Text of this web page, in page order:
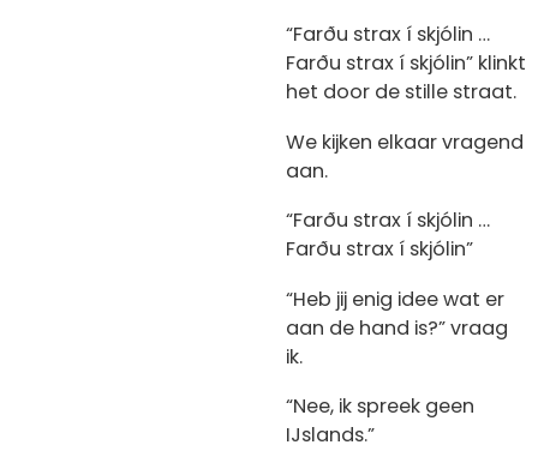
“Farðu strax í skjólin …
Farðu strax í skjólin” klinkt
het door de stille straat.
We kijken elkaar vragend
aan.
“Farðu strax í skjólin …
Farðu strax í skjólin”
“Heb jij enig idee wat er
aan de hand is?” vraag
ik.
“Nee, ik spreek geen
IJslands.”